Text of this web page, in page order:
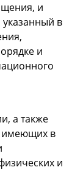
и
в
и
а также
имеющих в
и